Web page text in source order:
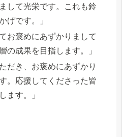
して光栄です。これも鈴
げです。」
お褒めにあずかりまして
の成果を目指します。」
だき、お褒めにあずかり
。応援してくださった皆
ます。」